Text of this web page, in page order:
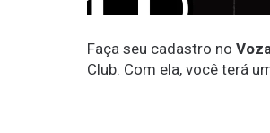
Faça seu cadastro no
Club. Com ela, você terá